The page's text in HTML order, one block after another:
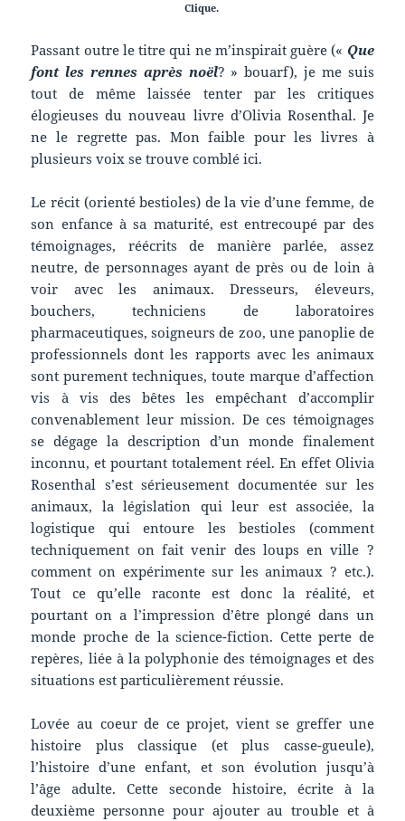
Clique.
Passant outre le titre qui ne m’inspirait guère (« Que
font les rennes après noël? » bouarf), je me suis
tout de même laissée tenter par les critiques
élogieuses du nouveau livre d’Olivia Rosenthal. Je
ne le regrette pas. Mon faible pour les livres à
plusieurs voix se trouve comblé ici.
Le récit (orienté bestioles) de la vie d’une femme, de
son enfance à sa maturité, est entrecoupé par des
témoignages, réécrits de manière parlée, assez
neutre, de personnages ayant de près ou de loin à
voir avec les animaux. Dresseurs, éleveurs,
bouchers, techniciens de laboratoires
pharmaceutiques, soigneurs de zoo, une panoplie de
professionnels dont les rapports avec les animaux
sont purement techniques, toute marque d’affection
vis à vis des bêtes les empêchant d’accomplir
convenablement leur mission. De ces témoignages
se dégage la description d’un monde finalement
inconnu, et pourtant totalement réel. En effet Olivia
Rosenthal s’est sérieusement documentée sur les
animaux, la législation qui leur est associée, la
logistique qui entoure les bestioles (comment
techniquement on fait venir des loups en ville ?
comment on expérimente sur les animaux ? etc.).
Tout ce qu’elle raconte est donc la réalité, et
pourtant on a l’impression d’être plongé dans un
monde proche de la science-fiction. Cette perte de
repères, liée à la polyphonie des témoignages et des
situations est particulièrement réussie.
Lovée au coeur de ce projet, vient se greffer une
histoire plus classique (et plus casse-gueule),
l’histoire d’une enfant, et son évolution jusqu’à
l’âge adulte. Cette seconde histoire, écrite à la
deuxième personne pour ajouter au trouble et à